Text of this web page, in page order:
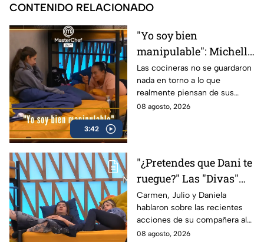
CONTENIDO RELACIONADO
3:42
"Yo soy bien
manipulable": Michelle
despotrica con Claudia
contra Carmen, Luis y
las "Divas" en
MasterChef 24/7
Las cocineras no se guardaron
nada en torno a lo que
realmente piensan de sus
compañeros al interior del
08 agosto, 2026
"¿Pretendes que Dani te
ruegue?" Las "Divas"
lamentan el
comportamiento de
Michelle en MasterChef
Carmen, Julio y Daniela
hablaron sobre las recientes
acciones de su compañera al
interior del Mundo MasterChef
08 agosto, 2026